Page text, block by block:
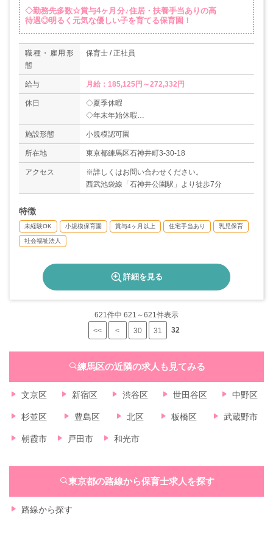
◇勤務先多数☆賞与4ヶ月分♪住居・扶養手当ありの高
待遇◎明るく元気な優しい子を育てる保育園！
職種・雇用形
態
保育士 / 正社員
給与 月給：185,125円～272,332円
休日
◇夏季休暇
◇年末年始休暇
◇生理休暇
◇傷病休暇
◇慶弔休暇 等
◇年間休日113日
施設形態 小規模認可園
所在地 東京都練馬区石神井町3-30-18
アクセス
※詳しくはお問い合わせください。
西武池袋線「石神井公園駅」より徒歩7分
特徴
未経験OK 小規模保育園 賞与4ヶ月以上 住宅手当あり 乳児保育
社会福祉法人
詳細を見る
621件中 621～621件表示
<<
< 30 31 32
練馬区の近隣の求人も見てみる
文京区 新宿区 渋谷区 世田谷区 中野区
杉並区 豊島区 北区 板橋区 武蔵野市
朝霞市 戸田市 和光市
東京都の路線から保育士求人を探す
路線から探す